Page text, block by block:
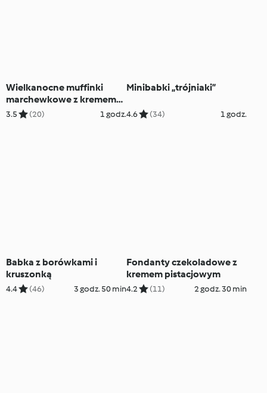
Wielkanocne muffinki
marchewkowe z kremem
cytrynowym
3.5 (20) 1 godz.
Minibabki „trójniaki”
4.6 (34) 1 godz.
Babka z borówkami i
kruszonką
4.4 (46) 3 godz. 50 min
Fondanty czekoladowe z
kremem pistacjowym
4.2 (11) 2 godz. 30 min